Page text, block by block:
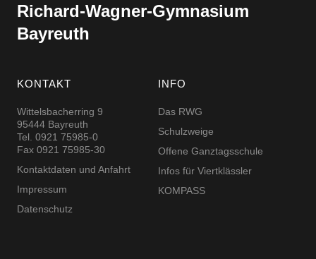
Richard-​​Wagner-​​Gymnasium
Bayreuth
KONTAKT
Wittelsbacherring 9
95444 Bayreuth
Tel. 0921 75985-0
Fax 0921 75985-30
Kontaktdaten und Anfahrt
Impressum
Datenschutz
INFO
Das RWG
Schulzweige
Offene Ganztagsschule
Infos für Viertklässler
KOMPASS